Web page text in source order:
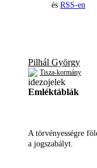
és RSS-en
Pilhál György
Tisza-kormány
Emléktáblák
A törvényességre
a jogszabályt.